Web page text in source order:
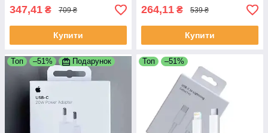
347,41 ₴ 709 ₴
Купити
264,11 ₴ 539 ₴
Купити
Топ –51% Подарунок Топ –51%